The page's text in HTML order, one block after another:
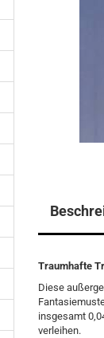
Traumhafte
Diese
insgesamt
verleihen.